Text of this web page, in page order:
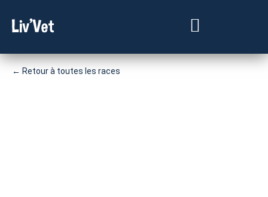
← Retour à toutes les races